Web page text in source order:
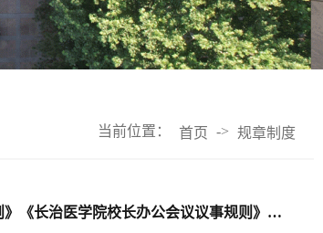
当前位置： 首页 -> 规章制度
2025年党字19号.关于印发《中共长治医学院委员会常务委员会会议议事规则》《长治医学院校长办公会议议事规则》的通知